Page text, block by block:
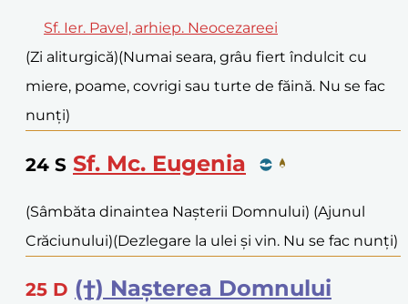
Sf. Ier. Pavel, arhiep. Neocezareei
(Zi aliturgică)(Numai seara, grâu fiert îndulcit cu
miere, poame, covrigi sau turte de făină. Nu se fac
nunți)
24 S Sf. Mc. Eugenia
(Sâmbăta dinaintea Nașterii Domnului) (Ajunul
Crăciunului)(Dezlegare la ulei și vin. Nu se fac nunți)
25 D (†) Nașterea Domnului